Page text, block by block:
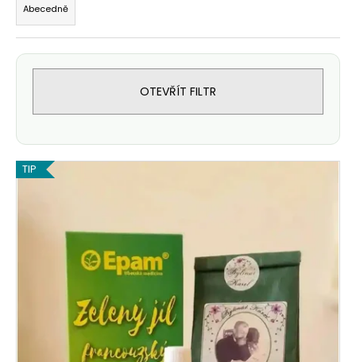
Abecedně
OTEVŘÍT FILTR
Výpis produktů
TIP